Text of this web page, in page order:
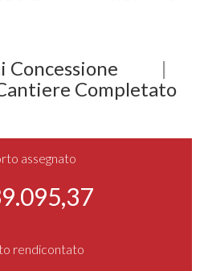
Concessione
|
Completato
assegnato
rendicontato